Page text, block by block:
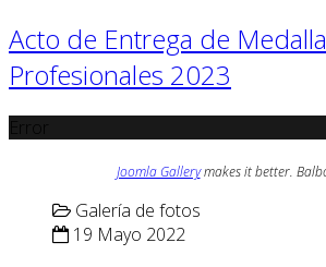
Acto de Entrega de
Profesionales 2023
Joomla Gallerymakes it better.
Galería de fotos
19 Mayo 2022